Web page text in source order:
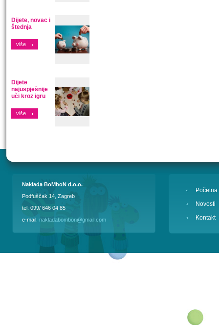
Dijete, novac i
štednja
više
Dijete
najuspješnije
uči kroz igru
više
Naklada BoMboN d.o.o.
Podfuščak 14, Zagreb
tel: 099/ 646 04 85
e-mail: nakladabombon@gmail.com
Početna
Novosti
Kontakt